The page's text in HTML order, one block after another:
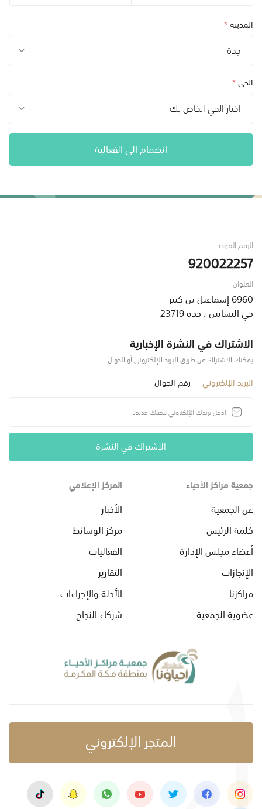
المدينة*
جدة
الحي*
اختار الحي الخاص بك
انضمام الى الفعالية
الرقم الموحد
920022257
العنوان
6960 إسماعيل بن كثير
حي البساتين ، جدة 23719
الاشتراك في النشرة الإخبارية
يمكنك الاشتراك عن طريق البريد الإلكتروني أو الجوال
البريد الإلكتروني رقم الجوال
الاشتراك في النشرة
جمعية مراكز الأحياء
عن الجمعية
كلمة الرئيس
أعضاء مجلس الإدارة
الإنجازات
مراكزنا
عضوية الجمعية
المركز الإعلامي
الأخبار
مركز الوسائط
الفعاليات
التقارير
الأدلة والإجراءات
شركاء النجاح
المتجر الإلكتروني